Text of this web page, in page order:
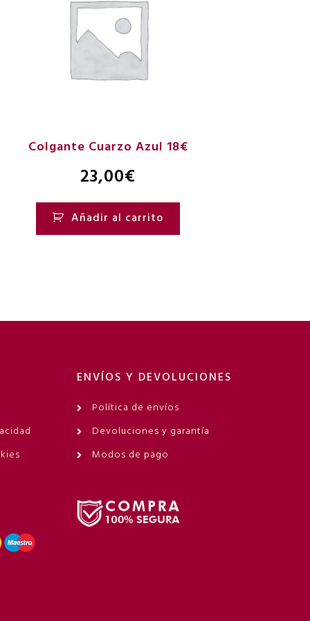
Colgante Cuarzo Azul 18€
23,00€
Añadir al carrito
ENVÍOS Y DEVOLUCIONES
Política de envíos
Devoluciones y garantía
Modos de pago